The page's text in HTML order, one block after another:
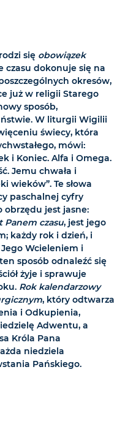
się obowiązek
czasu dokonuje się na
okresów,
już w religii Starego
sposób,
W liturgii Wigilii
świecy, która
mówi:
i Koniec. Alfa i Omega.
Jemu chwała i
wieków”. Te słowa
paschalnej cyfry
obrzędu jest jasne:
Panem czasu, jest jego
każdy rok i dzień, i
Wcieleniem i
sposób odnaleźć się
żyje i sprawuje
Rok kalendarzowy
, który odtwarza
i Odkupienia,
Adwentu, a
Króla Pana
niedziela
Pańskiego.